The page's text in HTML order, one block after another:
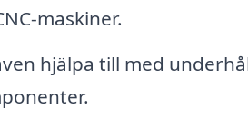
maskiner.
hjälpa till med